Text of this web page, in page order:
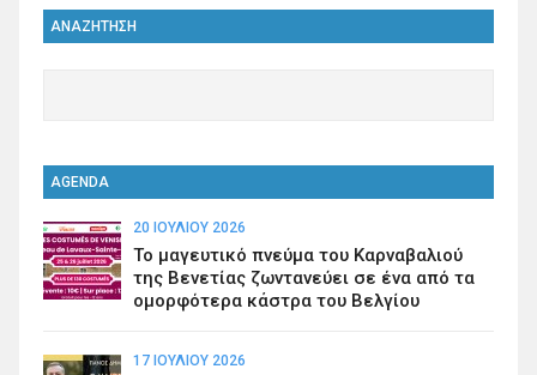
ΑΝΑΖΗΤΗΣΗ
AGENDA
20 ΙΟΥΛΊΟΥ 2026
Το μαγευτικό πνεύμα του Καρναβαλιού
της Βενετίας ζωντανεύει σε ένα από τα
ομορφότερα κάστρα του Βελγίου
17 ΙΟΥΛΊΟΥ 2026